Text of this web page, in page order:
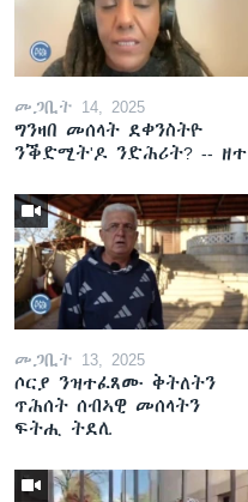
መጋቢት 14, 2025
ግንዛበ መሰላት ደቀንስትዮ
ንቕድሚት'ዶ ንድሕሪት? -- ዘተ
መጋቢት 13, 2025
ሶርያ ንዝተፈጸሙ ቅትለትን
ጥሕሰት ሰብኣዊ መሰላትን
ፍትሒ ትደሊ